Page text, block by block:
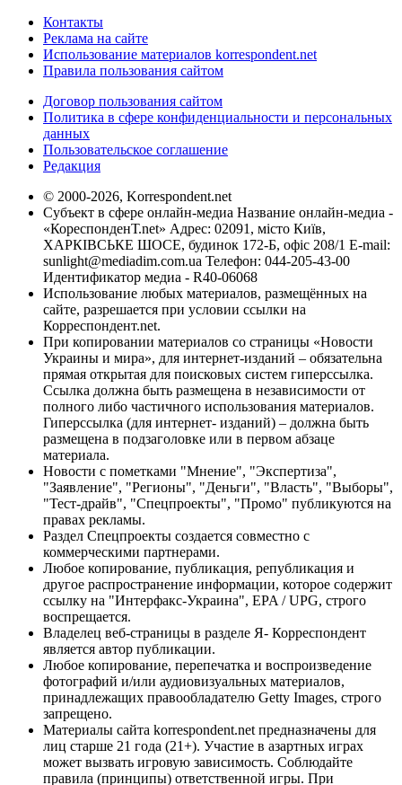
Контакты
Реклама на сайте
Использование материалов korrespondent.net
Правила пользования сайтом
Договор пользования сайтом
Политика в сфере конфиденциальности и персональных
данных
Пользовательское соглашение
Редакция
© 2000-2026, Korrespondent.net
Субъект в сфере онлайн-медиа Название онлайн-медиа -
«КореспонденТ.net» Адрес: 02091, місто Київ,
ХАРКІВСЬКЕ ШОСЕ, будинок 172-Б, офіс 208/1 E-mail:
sunlight@mediadim.com.ua Телефон: 044-205-43-00
Идентификатор медиа - R40-06068
Использование любых материалов, размещённых на
сайте, разрешается при условии ссылки на
Корреспондент.net.
При копировании материалов со страницы «Новости
Украины и мира», для интернет-изданий – обязательна
прямая открытая для поисковых систем гиперссылка.
Ссылка должна быть размещена в независимости от
полного либо частичного использования материалов.
Гиперссылка (для интернет- изданий) – должна быть
размещена в подзаголовке или в первом абзаце
материала.
Новости с пометками "Мнение", "Экспертиза",
"Заявление", "Регионы", "Деньги", "Власть", "Выборы",
"Тест-драйв", "Спецпроекты", "Промо" публикуются на
правах рекламы.
Раздел Спецпроекты создается совместно с
коммерческими партнерами.
Любое копирование, публикация, републикация и
другое распространение информации, которое содержит
ссылку на "Интерфакс-Украина", EPA / UPG, строго
воспрещается.
Владелец веб-страницы в разделе Я- Корреспондент
является автор публикации.
Любое копирование, перепечатка и воспроизведение
фотографий и/или аудиовизуальных материалов,
принадлежащих правообладателю Getty Images, строго
запрещено.
Материалы сайта korrespondent.net предназначены для
лиц старше 21 года (21+). Участие в азартных играх
может вызвать игровую зависимость. Соблюдайте
правила (принципы) ответственной игры. При